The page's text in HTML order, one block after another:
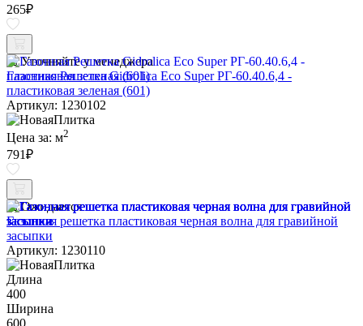
265₽
Уточняйте у менеджера
Газонная Решетка Gidrolica Eco Super РГ-60.40.6,4 -
пластиковая зеленая (601)
Артикул: 1230102
Цена за: м2
791₽
Ожидается
Газонная решетка пластиковая черная волна для гравийной
засыпки
Артикул: 1230110
Длина
400
Ширина
600